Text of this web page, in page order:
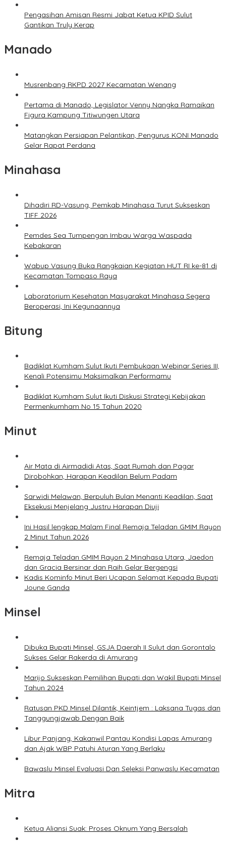
Pengasihan Amisan Resmi Jabat Ketua KPID Sulut
Gantikan Truly Kerap
Manado
Musrenbang RKPD 2027 Kecamatan Wenang
Pertama di Manado, Legislator Venny Nangka Ramaikan
Figura Kampung Titiwungen Utara
Matangkan Persiapan Pelantikan, Pengurus KONI Manado
Gelar Rapat Perdana
Minahasa
Dihadiri RD-Vasung, Pemkab Minahasa Turut Sukseskan
TIFF 2026
Pemdes Sea Tumpengan Imbau Warga Waspada
Kebakaran
Wabup Vasung Buka Rangkaian Kegiatan HUT RI ke-81 di
Kecamatan Tompaso Raya
Laboratorium Kesehatan Masyarakat Minahasa Segera
Beroperasi, Ini Kegunaannya
Bitung
Badiklat Kumham Sulut Ikuti Pembukaan Webinar Series III,
Kenali Potensimu Maksimalkan Performamu
Badiklat Kumham Sulut Ikuti Diskusi Strategi Kebijakan
Permenkumham No 15 Tahun 2020
Minut
Air Mata di Airmadidi Atas, Saat Rumah dan Pagar
Dirobohkan, Harapan Keadilan Belum Padam
Sarwidi Melawan, Berpuluh Bulan Menanti Keadilan, Saat
Eksekusi Menjelang Justru Harapan Diuji
Ini Hasil lengkap Malam Final Remaja Teladan GMIM Rayon
2 Minut Tahun 2026
Remaja Teladan GMIM Rayon 2 Minahasa Utara, Jaedon
dan Gracia Bersinar dan Raih Gelar Bergengsi
Kadis Kominfo Minut Beri Ucapan Selamat Kepada Bupati
Joune Ganda
Minsel
Dibuka Bupati Minsel, GSJA Daerah II Sulut dan Gorontalo
Sukses Gelar Rakerda di Amurang
Marijo Sukseskan Pemilihan Bupati dan Wakil Bupati Minsel
Tahun 2024
Ratusan PKD Minsel Dilantik, Keintjem : Laksana Tugas dan
Tanggungjawab Dengan Baik
Libur Panjang, Kakanwil Pantau Kondisi Lapas Amurang
dan Ajak WBP Patuhi Aturan Yang Berlaku
Bawaslu Minsel Evaluasi Dan Seleksi Panwaslu Kecamatan
Mitra
Ketua Aliansi Suak: Proses Oknum Yang Bersalah